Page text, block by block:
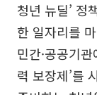
청년 뉴딜’ 정
한 일자리를
민간·공공기
력 보장제’를